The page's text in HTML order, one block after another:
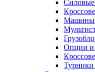
Машины
Опции и
Турники